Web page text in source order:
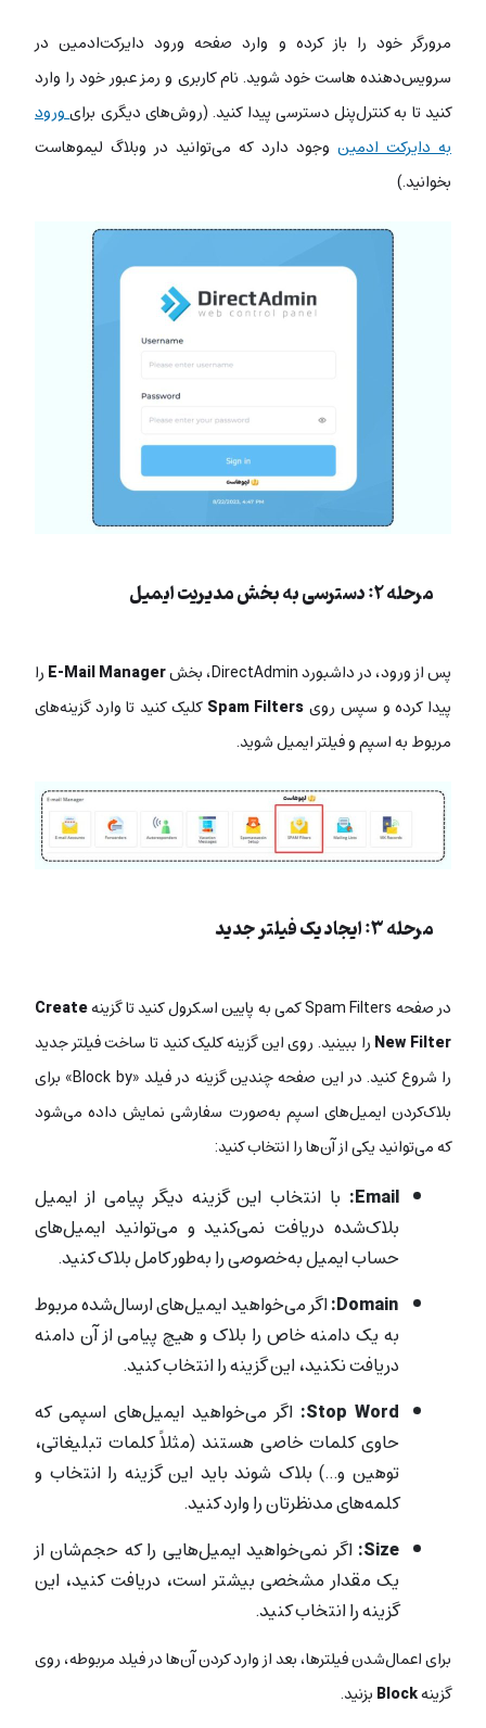
مرورگر خود را باز کرده و وارد صفحه ورود دایرکت‌ادمین در
سرویس‌دهنده هاست خود شوید. نام کاربری و رمز عبور خود را وارد
کنید تا به کنترل‌پنل دسترسی پیدا کنید. (روش‌های دیگری برایورود
به دایرکت ادمین وجود دارد که می‌توانید در وبلاگ لیموهاست
بخوانید.)
مرحله ۲: دسترسی به بخش مدیریت ایمیل
پس از ورود، در داشبورد DirectAdmin، بخش E-Mail Managerرا
پیدا کرده و سپس رویSpam Filtersکلیک کنید تا وارد گزینه‌های
مربوط به اسپم و فیلتر ایمیل شوید.
مرحله ۳: ایجاد یک فیلتر جدید
در صفحه Spam Filters کمی به پایین اسکرول کنید تا گزینه
Create
New Filterرا ببینید. روی این گزینه کلیک کنید تا ساخت فیلتر جدید
را شروع کنید. در این صفحه چندین گزینه در فیلد «Block by» برای
بلاک‌کردن ایمیل‌های اسپم به‌صورت سفارشی نمایش داده می‌شود
که می‌توانید یکی از آن‌ها را انتخاب کنید:
Email: با انتخاب این گزینه دیگر پیامی از ایمیل
بلاک‌شده دریافت نمی‌کنید و می‌توانید ایمیل‌های
حساب ایمیل به‌خصوصی را به‌طور کامل بلاک کنید.
Domain: اگر می‌خواهید ایمیل‌های ارسال‌شده مربوط
به یک دامنه خاص را بلاک و هیچ پیامی از آن دامنه
دریافت نکنید، این گزینه را انتخاب کنید.
Stop Word: اگر می‌خواهید ایمیل‌های اسپمی که
حاوی کلمات خاصی هستند (مثلاً کلمات تبلیغاتی،
توهین و…) بلاک شوند باید این گزینه را انتخاب و
کلمه‌های مدنظرتان را وارد کنید.
Size: اگر نمی‌خواهید ایمیل‌هایی را که حجم‌شان از
یک مقدار مشخصی بیشتر است، دریافت کنید، این
گزینه را انتخاب کنید.
برای اعمال‌شدن فیلترها، بعد از وارد کردن آن‌ها در فیلد مربوطه، روی
گزینهBlockبزنید.